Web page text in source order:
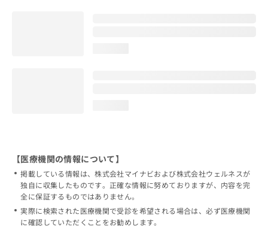
【医療機関の情報について】
掲載している情報は、株式会社マイナビおよび株式会社ウェルネスが
独自に収集したものです。正確な情報に努めておりますが、内容を完
全に保証するものではありません。
実際に検索された医療機関で受診を希望される場合は、必ず医療機関
に確認していただくことをお勧めします。